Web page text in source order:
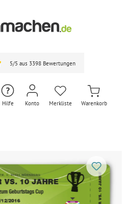
5/5 aus 3398 Bewertungen
Hilfe Konto Merkliste Warenkorb